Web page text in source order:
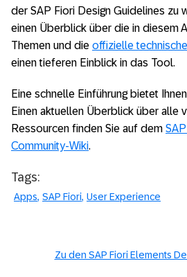
der SAP Fiori Design Guidelines zu
einen Überblick über die in diesem
Themen und die offizielle
einen tieferen Einblick in das Tool.
Eine schnelle Einführung bietet Ihnen
Einen aktuellen Überblick über alle
Ressourcen finden Sie auf dem
Community-Wiki.
Tags:
Apps SAP Fiori User Experience
Zu den SAP Fiori Elements